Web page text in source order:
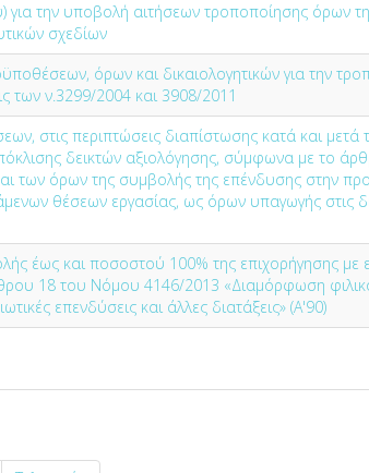
την υποβολή αιτήσεων τροποποίησης όρων
σχεδίων
όρων και δικαιολογητικών για την
των ν.3299/2004 και 3908/2011
στις περιπτώσεις διαπίστωσης κατά και
δεικτών αξιολόγησης, σύμφωνα με το
των όρων της συμβολής της επένδυσης στην
θέσεων εργασίας, ως όρων υπαγωγής στις
έως και ποσοστού 100% της επιχορήγησης με
18 του Νόμου 4146/2013 «Διαμόρφωση
επενδύσεις και άλλες διατάξεις» (Α'90)